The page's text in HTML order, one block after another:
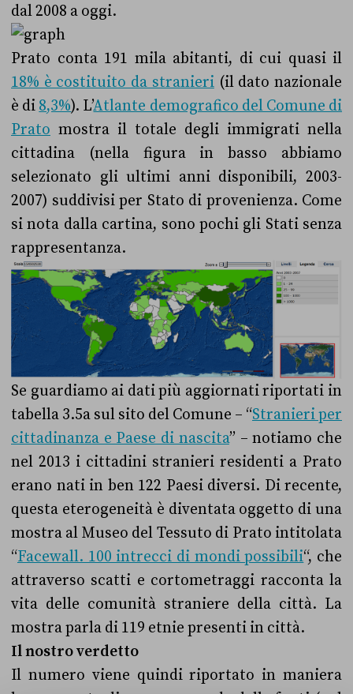
dal 2008 a oggi.
Prato conta 191 mila abitanti, di cui quasi il
18% è costituito da stranieri(il dato nazionale
è di 8,3%). L’Atlante demografico del Comune di
Prato mostra il totale degli immigrati nella
cittadina (nella figura in basso abbiamo
selezionato gli ultimi anni disponibili, 2003-
2007) suddivisi per Stato di provenienza. Come
si nota dalla cartina, sono pochi gli Stati senza
rappresentanza.
Se guardiamo ai dati più aggiornati riportati in
tabella 3.5a sul sito del Comune – “Stranieri per
cittadinanza e Paese di nascita” – notiamo che
nel 2013 i cittadini stranieri residenti a Prato
erano nati in ben 122 Paesi diversi. Di recente,
questa eterogeneità è diventata oggetto di una
mostra al Museo del Tessuto di Prato intitolata
“Facewall. 100 intrecci di mondi possibili“, che
attraverso scatti e cortometraggi racconta la
vita delle comunità straniere della città. La
mostra parla di 119 etnie presenti in città.
Il nostro verdetto
Il numero viene quindi riportato in maniera